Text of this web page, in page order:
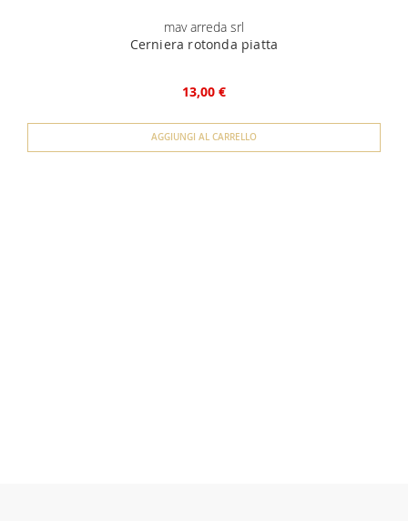
mav arreda srl
Cerniera rotonda piatta
13,00 €
AGGIUNGI AL CARRELLO